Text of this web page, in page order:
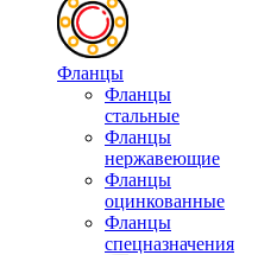
Фланцы
Фланцы
стальные
Фланцы
нержавеющие
Фланцы
оцинкованные
Фланцы
спецназначения